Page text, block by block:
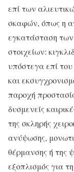
επί των
σκαφών, όπως η
εγκατάσταση
στοιχείων:
υπόστεγα επί
και
παροχή
δυσμενείς
της σκληρής
ανύψωσης,
θέρμανσης ή της
εξοπλισμός για